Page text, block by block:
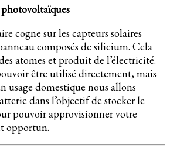
cogne sur les capteurs solaires
composés de silicium. Cela
atomes et produit de l’électricité.
être utilisé directement, mais
usage domestique nous allons
dans l’objectif de stocker le
pouvoir approvisionner votre
opportun.